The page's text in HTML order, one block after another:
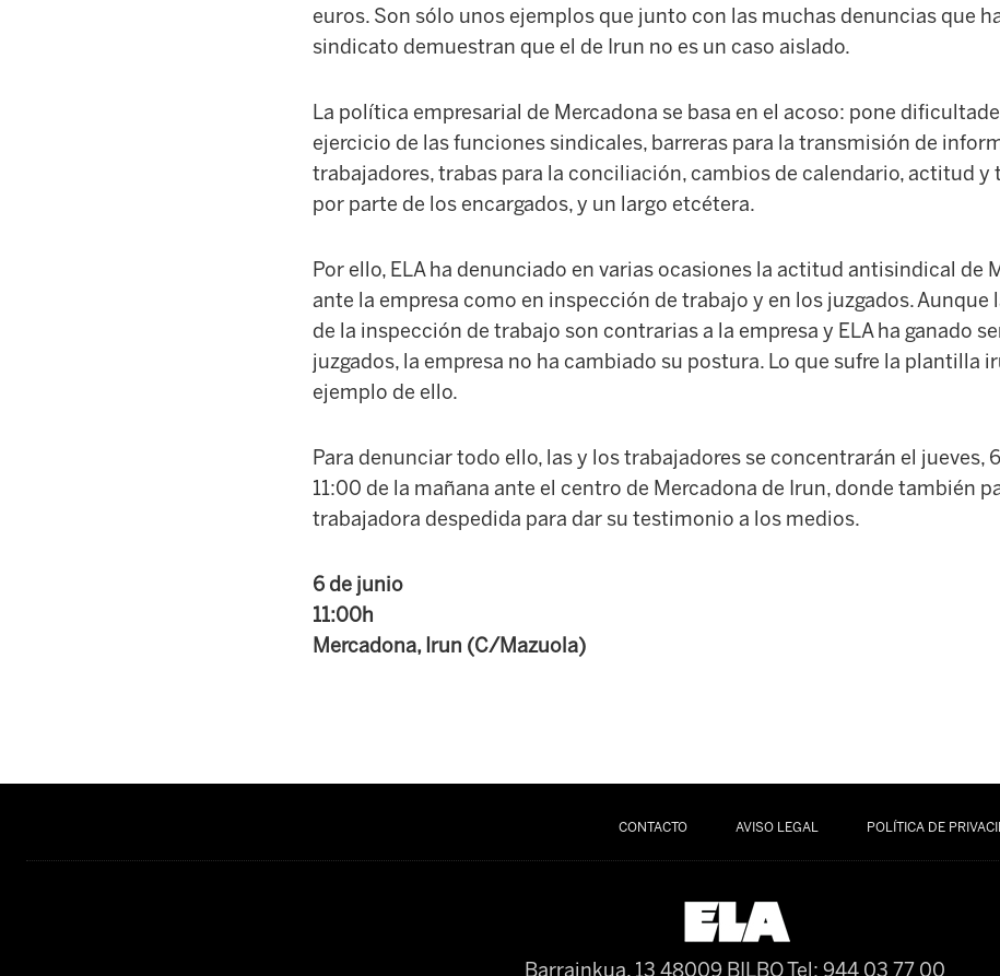
euros. Son sólo unos ejemplos que junto con las muchas denuncias que
sindicato demuestran que el de Irun no es un caso aislado.
La política empresarial de Mercadona se basa en el acoso: pone
ejercicio de las funciones sindicales, barreras para la transmisión de
trabajadores, trabas para la conciliación, cambios de calendario, actitud y
por parte de los encargados, y un largo etcétera.
Por ello, ELA ha denunciado en varias ocasiones la actitud antisindical de
ante la empresa como en inspección de trabajo y en los juzgados. Aunque
de la inspección de trabajo son contrarias a la empresa y ELA ha ganado
juzgados, la empresa no ha cambiado su postura. Lo que sufre la plantilla
ejemplo de ello.
Para denunciar todo ello, las y los trabajadores se concentrarán el jueves,
11:00 de la mañana ante el centro de Mercadona de Irun, donde también
trabajadora despedida para dar su testimonio a los medios.
6 de junio
11:00h
Mercadona, Irun (C/Mazuola)
CONTACTO AVISO LEGAL POLÍTICA DE
Barrainkua, 13 48009 BILBOTel: 944 03 77 00